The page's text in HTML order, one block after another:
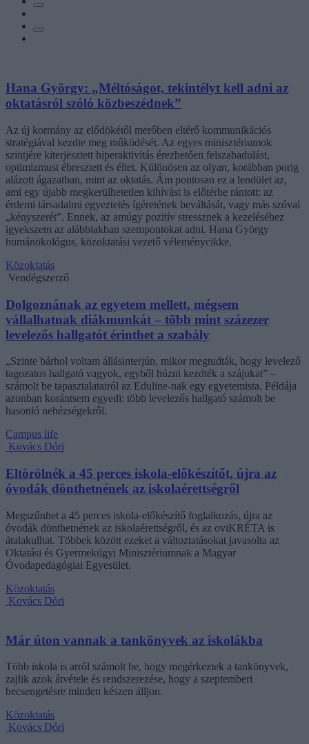
Hana György: „Méltóságot, tekintélyt kell adni az
oktatásról szóló közbeszédnek”
Az új kormány az elődökétől merőben eltérő kommunikációs
stratégiával kezdte meg működését. Az egyes minisztériumok
szintjére kiterjesztett hiperaktivitás érezhetően felszabadulást,
optimizmust ébresztett és éltet. Különösen az olyan, korábban porig
alázott ágazatban, mint az oktatás. Ám pontosan ez a lendület az,
ami egy újabb megkerülhetetlen kihívást is előtérbe rántott: az
érdemi társadalmi egyeztetés ígéretének beváltását, vagy más szóval
„kényszerét”. Ennek, az amúgy pozitív stressznek a kezeléséhez
igyekszem az alábbiakban szempontokat adni. Hana György
humánökológus, közoktatási vezető véleménycikke.
Közoktatás
Vendégszerző
Dolgoznának az egyetem mellett, mégsem
vállalhatnak diákmunkát – több mint százezer
levelezős hallgatót érinthet a szabály
„Szinte bárhol voltam állásinterjún, mikor megtudták, hogy levelező
tagozatos hallgató vagyok, egyből húzni kezdték a szájukat” –
számolt be tapasztalatairól az Eduline-nak egy egyetemista. Példája
azonban korántsem egyedi: több levelezős hallgató számolt be
hasonló nehézségekről.
Campus life
Kovács Dóri
Eltörölnék a 45 perces iskola-előkészítőt, újra az
óvodák dönthetnének az iskolaérettségről
Megszűnhet a 45 perces iskola-előkészítő foglalkozás, újra az
óvodák dönthetnének az iskolaérettségről, és az oviKRÉTA is
átalakulhat. Többek között ezeket a változtatásokat javasolta az
Oktatási és Gyermekügyi Minisztériumnak a Magyar
Óvodapedagógiai Egyesület.
Közoktatás
Kovács Dóri
Már úton vannak a tankönyvek az iskolákba
Több iskola is arról számolt be, hogy megérkeztek a tankönyvek,
zajlik azok átvétele és rendszerezése, hogy a szeptemberi
becsengetésre minden készen álljon.
Közoktatás
Kovács Dóri